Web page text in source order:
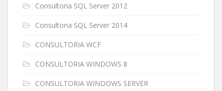
Consultoria SQL Server 2012
Consultoria SQL Server 2014
CONSULTORIA WCF
CONSULTORIA WINDOWS 8
CONSULTORIA WINDOWS SERVER